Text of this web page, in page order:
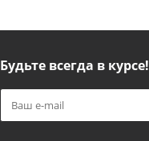
Будьте всегда в курсе!